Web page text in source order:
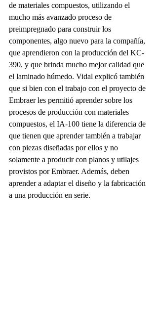
de materiales compuestos, utilizando el
mucho más avanzado proceso de
preimpregnado para construir los
componentes, algo nuevo para la compañía,
que aprendieron con la producción del KC-
390, y que brinda mucho mejor calidad que
el laminado húmedo. Vidal explicó también
que si bien con el trabajo con el proyecto de
Embraer les permitió aprender sobre los
procesos de producción con materiales
compuestos, el IA-100 tiene la diferencia de
que tienen que aprender también a trabajar
con piezas diseñadas por ellos y no
solamente a producir con planos y utilajes
provistos por Embraer. Además, deben
aprender a adaptar el diseño y la fabricación
a una producción en serie.